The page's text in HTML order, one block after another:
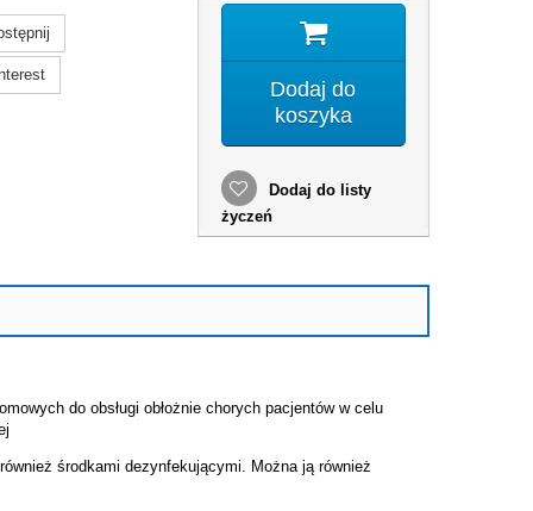
Dodaj do
koszyka
Dodaj do listy
życzeń
do obsługi obłożnie chorych pacjentów w celu
środkami dezynfekującymi. Można ją również